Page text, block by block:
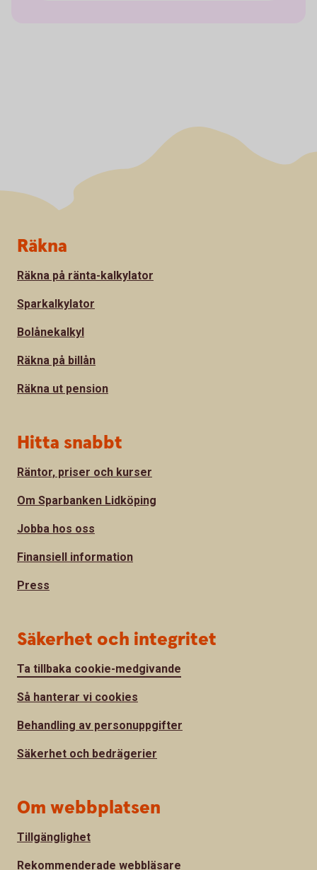
Sidfot
Räkna
Räkna på ränta-kalkylator
Sparkalkylator
Bolånekalkyl
Räkna på billån
Räkna ut pension
Hitta snabbt
Räntor, priser och kurser
Om Sparbanken Lidköping
Jobba hos oss
Finansiell information
Press
Säkerhet och integritet
Ta tillbaka cookie-medgivande
Så hanterar vi cookies
Behandling av personuppgifter
Säkerhet och bedrägerier
Om webbplatsen
Tillgänglighet
Rekommenderade webbläsare